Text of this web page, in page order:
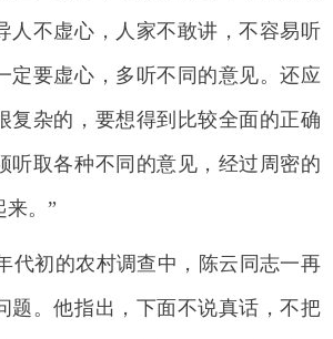
人不虚心，人家不敢讲，不容易听
定要虚心，多听不同的意见。还应
复杂的，要想得到比较全面的正确
听取各种不同的意见，经过周密的
来。”
代初的农村调查中，陈云同志一再
题。他指出，下面不说真话，不把